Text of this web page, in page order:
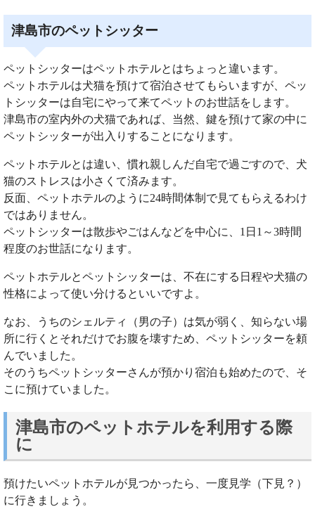
津島市のペットシッター
ペットシッターはペットホテルとはちょっと違います。
ペットホテルは犬猫を預けて宿泊させてもらいますが、ペッ
トシッターは自宅にやって来てペットのお世話をします。
津島市の室内外の犬猫であれば、当然、鍵を預けて家の中に
ペットシッターが出入りすることになります。
ペットホテルとは違い、慣れ親しんだ自宅で過ごすので、犬
猫のストレスは小さくて済みます。
反面、ペットホテルのように24時間体制で見てもらえるわけ
ではありません。
ペットシッターは散歩やごはんなどを中心に、1日1～3時間
程度のお世話になります。
ペットホテルとペットシッターは、不在にする日程や犬猫の
性格によって使い分けるといいですよ。
なお、うちのシェルティ（男の子）は気が弱く、知らない場
所に行くとそれだけでお腹を壊すため、ペットシッターを頼
んでいました。
そのうちペットシッターさんが預かり宿泊も始めたので、そ
こに預けていました。
津島市のペットホテルを利用する際
に
預けたいペットホテルが見つかったら、一度見学（下見？）
に行きましょう。